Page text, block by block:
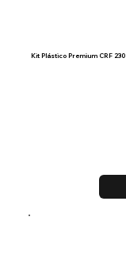
Kit Plástico Premium CRF 230